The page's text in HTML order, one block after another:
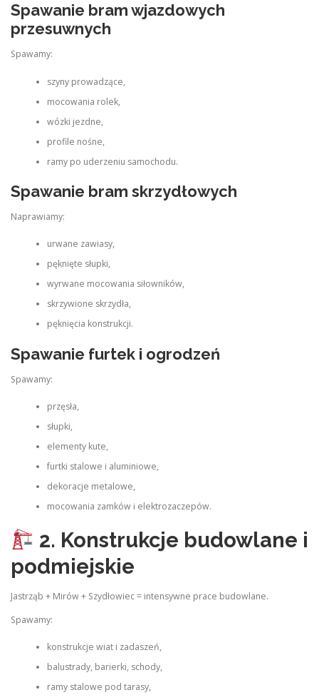
Spawanie bram wjazdowych
przesuwnych
Spawamy:
szyny prowadzące,
mocowania rolek,
wózki jezdne,
profile nośne,
ramy po uderzeniu samochodu.
Spawanie bram skrzydłowych
Naprawiamy:
urwane zawiasy,
pęknięte słupki,
wyrwane mocowania siłowników,
skrzywione skrzydła,
pęknięcia konstrukcji.
Spawanie furtek i ogrodzeń
Spawamy:
przęsła,
słupki,
elementy kute,
furtki stalowe i aluminiowe,
dekoracje metalowe,
mocowania zamków i elektrozaczepów.
2. Konstrukcje budowlane i
podmiejskie
Jastrząb + Mirów + Szydłowiec = intensywne prace budowlane.
Spawamy:
konstrukcje wiat i zadaszeń,
balustrady, barierki, schody,
ramy stalowe pod tarasy,